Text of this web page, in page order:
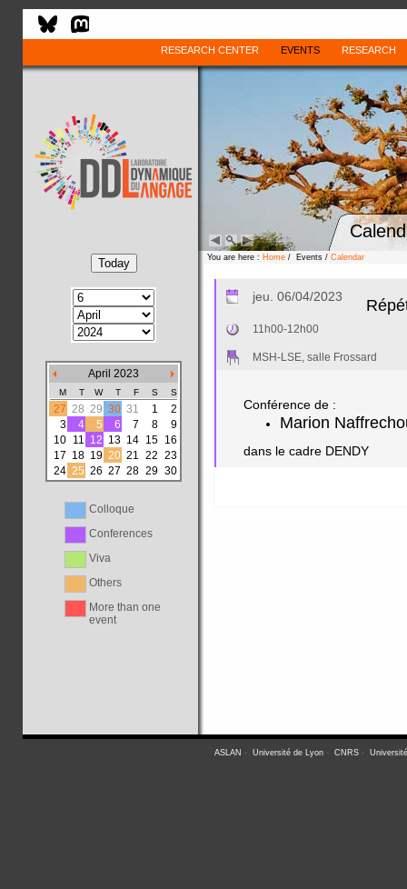
RESEARCH CENTER EVENTS RESEARCH
April 2023
M T W T F S S
27 28 29 30 31 1
2
3
4 5 6 7 8
9
10 11 12 13 14 15 16
17 18 19 20 21 22 23
24 25 26 27 28 29 30
Colloque
Conferences
Viva
Others
More than one
event
You are here : Home / Events / Calendar
jeu. 06/04/2023
11h00-12h00
MSH-LSE, salle Frossard
Conférence de :
Marion
dans le cadre DENDY
ASLAN - Université de Lyon - CNRS -